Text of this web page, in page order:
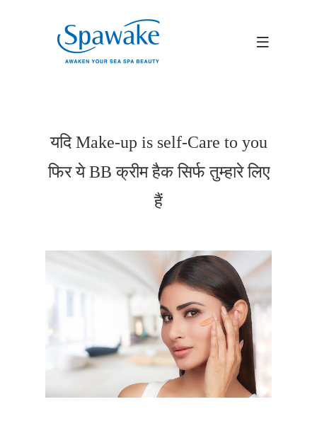
यदि Make-up is self-Care to you
फिर ये BB क्रीम हैक सिर्फ तुम्हारे लिए
हैं